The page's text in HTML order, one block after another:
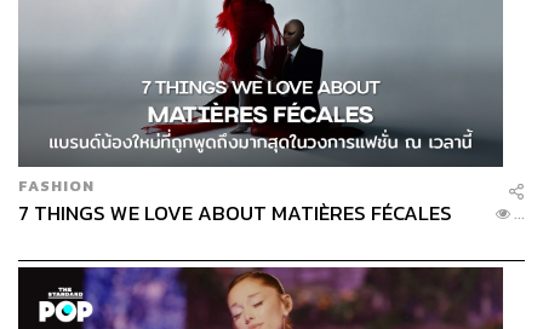
เซนดายา ในชุดของ Versace
FASHION
7 THINGS WE LOVE ABOUT MATIÈRES FÉCALES ...